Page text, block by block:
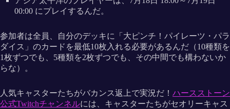
00:00 にプレイするんだ。
参加者は全員、自分のデッキに「大ピンチ！パイレーツ・パラ
ダイス」のカードを最低10枚入れる必要があるんだ（10種類を
1枚ずつでも、5種類を2枚ずつでも、その中間でも構わないか
らな）。
人気キャスターたちがバカンス返上で実況だ！ ハースストーン
公式Twitchチャンネルには、キャスターたちがセオリーキャス